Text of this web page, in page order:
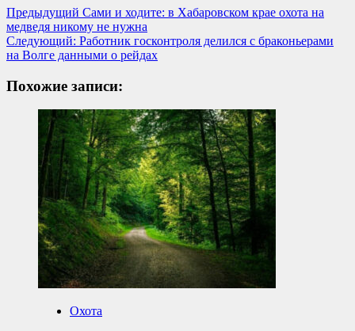
Навигация
записи
Предыдущий Сами и ходите: в Хабаровском крае охота на
медведя никому не нужна
Следующий: Работник госконтроля делился с браконьерами
на Волге данными о рейдах
Похожие записи:
Охота